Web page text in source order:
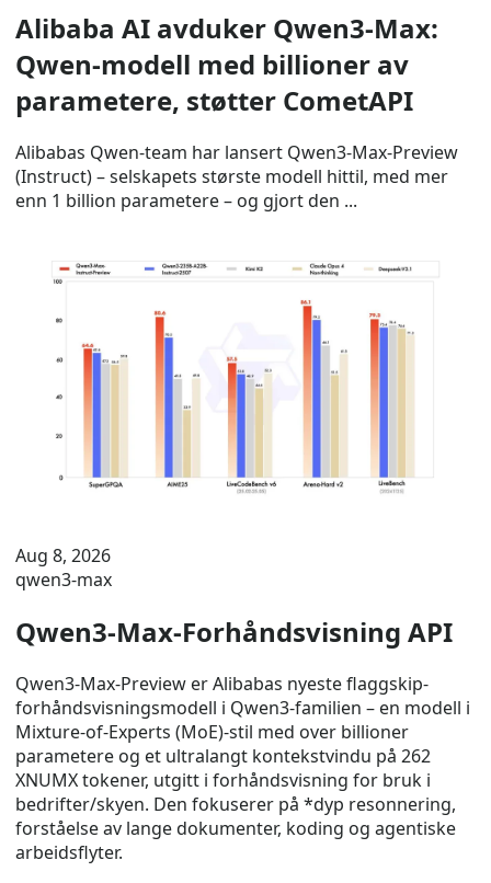
Alibaba AI avduker Qwen3-Max:
Qwen-modell med billioner av
parametere, støtter CometAPI
Alibabas Qwen-team har lansert Qwen3-Max-Preview
(Instruct) – selskapets største modell hittil, med mer
enn 1 billion parametere – og gjort den ...
Aug 8, 2026
qwen3-max
Qwen3-Max-Forhåndsvisning API
Qwen3-Max-Preview er Alibabas nyeste flaggskip-
forhåndsvisningsmodell i Qwen3-familien – en modell i
Mixture-of-Experts (MoE)-stil med over billioner
parametere og et ultralangt kontekstvindu på 262
XNUMX tokener, utgitt i forhåndsvisning for bruk i
bedrifter/skyen. Den fokuserer på *dyp resonnering,
forståelse av lange dokumenter, koding og agentiske
arbeidsflyter.